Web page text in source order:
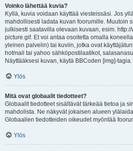
Voinko lähettää kuvia?
Kyllä, kuvia voidaan käyttää viesteissäsi. Jos
mahdollisesti ladata kuvan foorumille. Muutoin
julkisesti saatavilla olevaan kuvaan, esim.
picture.gif. Et voi antaa osoitetta omalla
yleinen palvelin) tai kuviin, jotka ovat
hotmail tai yahoo sähköpostilaatikot,
Näyttääksesi kuvan, käytä BBCoden [img]-tagia.
Ylös
Mitä ovat globaalit tiedotteet?
Globaalit tiedotteet sisältävät tärkeää tietoa ja
mahdolista. Ne näkyvät jokaisen alueen
Globaalien tiedotteiden oikeudet myöntää
Ylös